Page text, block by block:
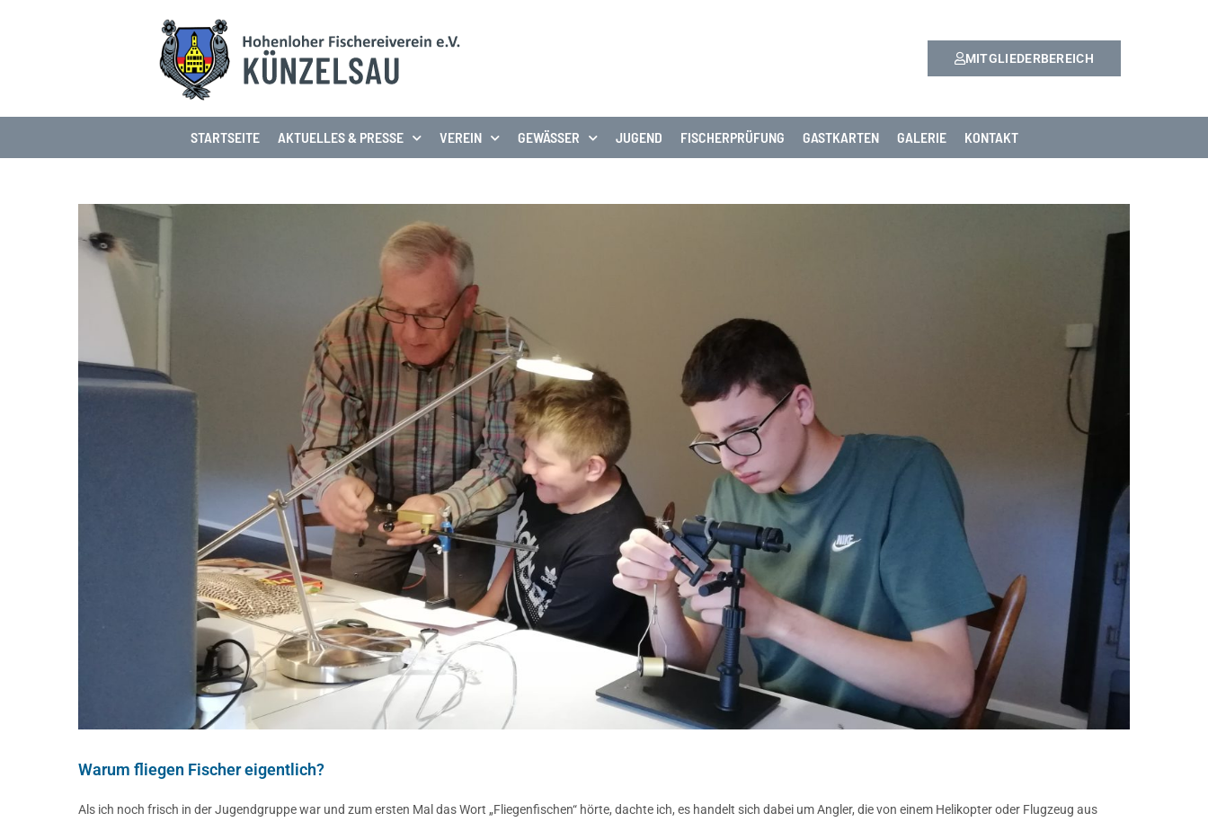
MITGLIEDERBEREICH
STARTSEITE AKTUELLES & PRESSE VEREIN GEWÄSSER JUGEND FISCHERPRÜFUNG GASTKARTEN GALERIE KONTAKT
Warum fliegen Fischer eigentlich?
Als ich noch frisch in der Jugendgruppe war und zum ersten Mal das Wort „Fliegenfischen“ hörte, dachte ich, es handelt sich dabei um Angler, die von einem Helikopter oder Flugzeug aus